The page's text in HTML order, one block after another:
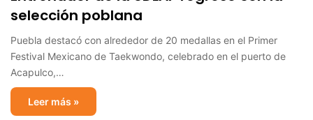
selección poblana
Puebla destacó con alrededor de 20 medallas en el Primer
Festival Mexicano de Taekwondo, celebrado en el puerto de
Acapulco,…
Leer más »